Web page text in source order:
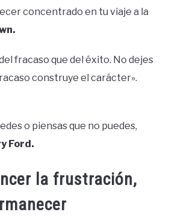
concentrado en tu viaje a la
fracaso que del éxito. No dejes
construye el carácter».
o piensas que no puedes,
Ford.
la frustración,